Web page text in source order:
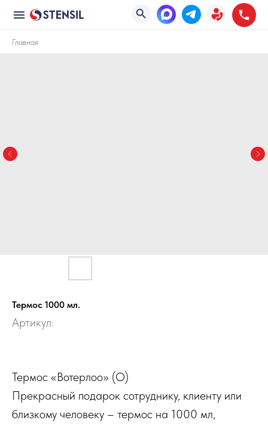
Главная
Термос 1000 мл.
Артикул:
Термос «Вотерлоо» (О)
Прекрасный подарок сотруднику, клиенту или
близкому человеку – термос на 1000 мл,